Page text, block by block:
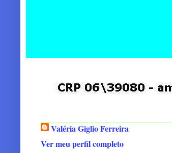
Valéria Giglio Ferreira
Ver meu perfil completo